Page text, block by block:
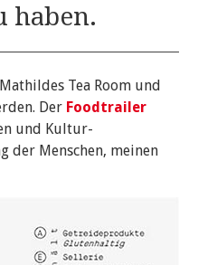
haben.
Tea Room und
Der Foodtrailer
und Kultur-
der Menschen, meinen